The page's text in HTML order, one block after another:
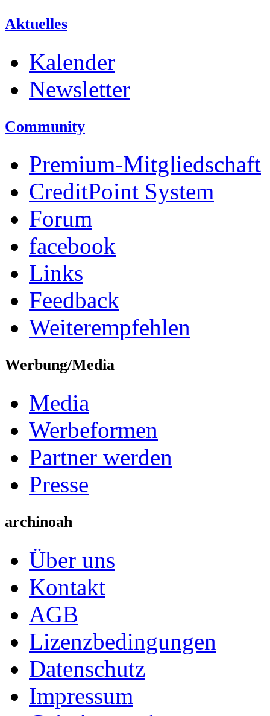
Aktuelles
Kalender
Newsletter
Community
Premium-Mitgliedschaft
CreditPoint System
Forum
facebook
Links
Feedback
Weiterempfehlen
Werbung/Media
Media
Werbeformen
Partner werden
Presse
archinoah
Über uns
Kontakt
AGB
Lizenzbedingungen
Datenschutz
Impressum